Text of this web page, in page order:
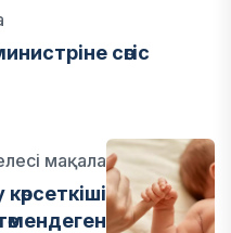
сөгіс
мақала